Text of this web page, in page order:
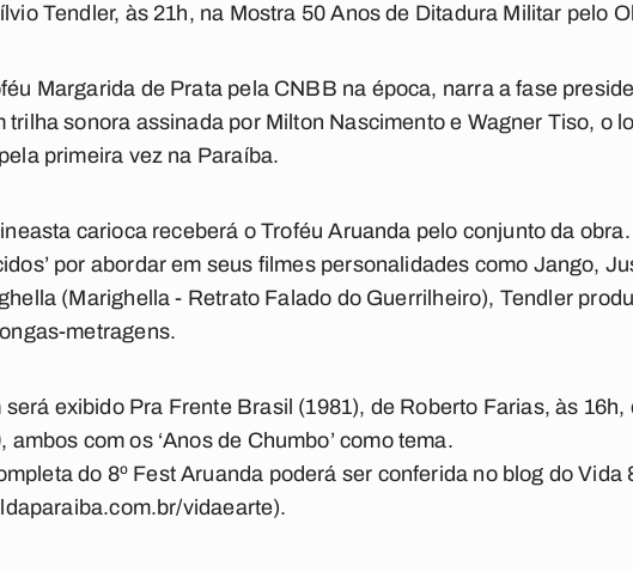
Tendler, às 21h, na Mostra 50 Anos de Ditadura Militar pelo
Margarida de Prata pela CNBB na época, narra a fase
trilha sonora assinada por Milton Nascimento e Wagner Tiso, o
primeira vez na Paraíba.
carioca receberá o Troféu Aruanda pelo conjunto da
por abordar em seus filmes personalidades como Jango,
(Marighella - Retrato Falado do Guerrilheiro), Tendler
metragens.
exibido Pra Frente Brasil (1981), de Roberto Farias, às
ambos com os ‘Anos de Chumbo’ como tema.
do 8º Fest Aruanda poderá ser conferida no blog do Vida
vidaearte).